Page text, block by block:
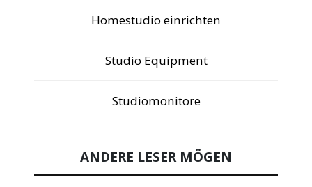
Homestudio einrichten
Studio Equipment
Studiomonitore
ANDERE LESER MÖGEN